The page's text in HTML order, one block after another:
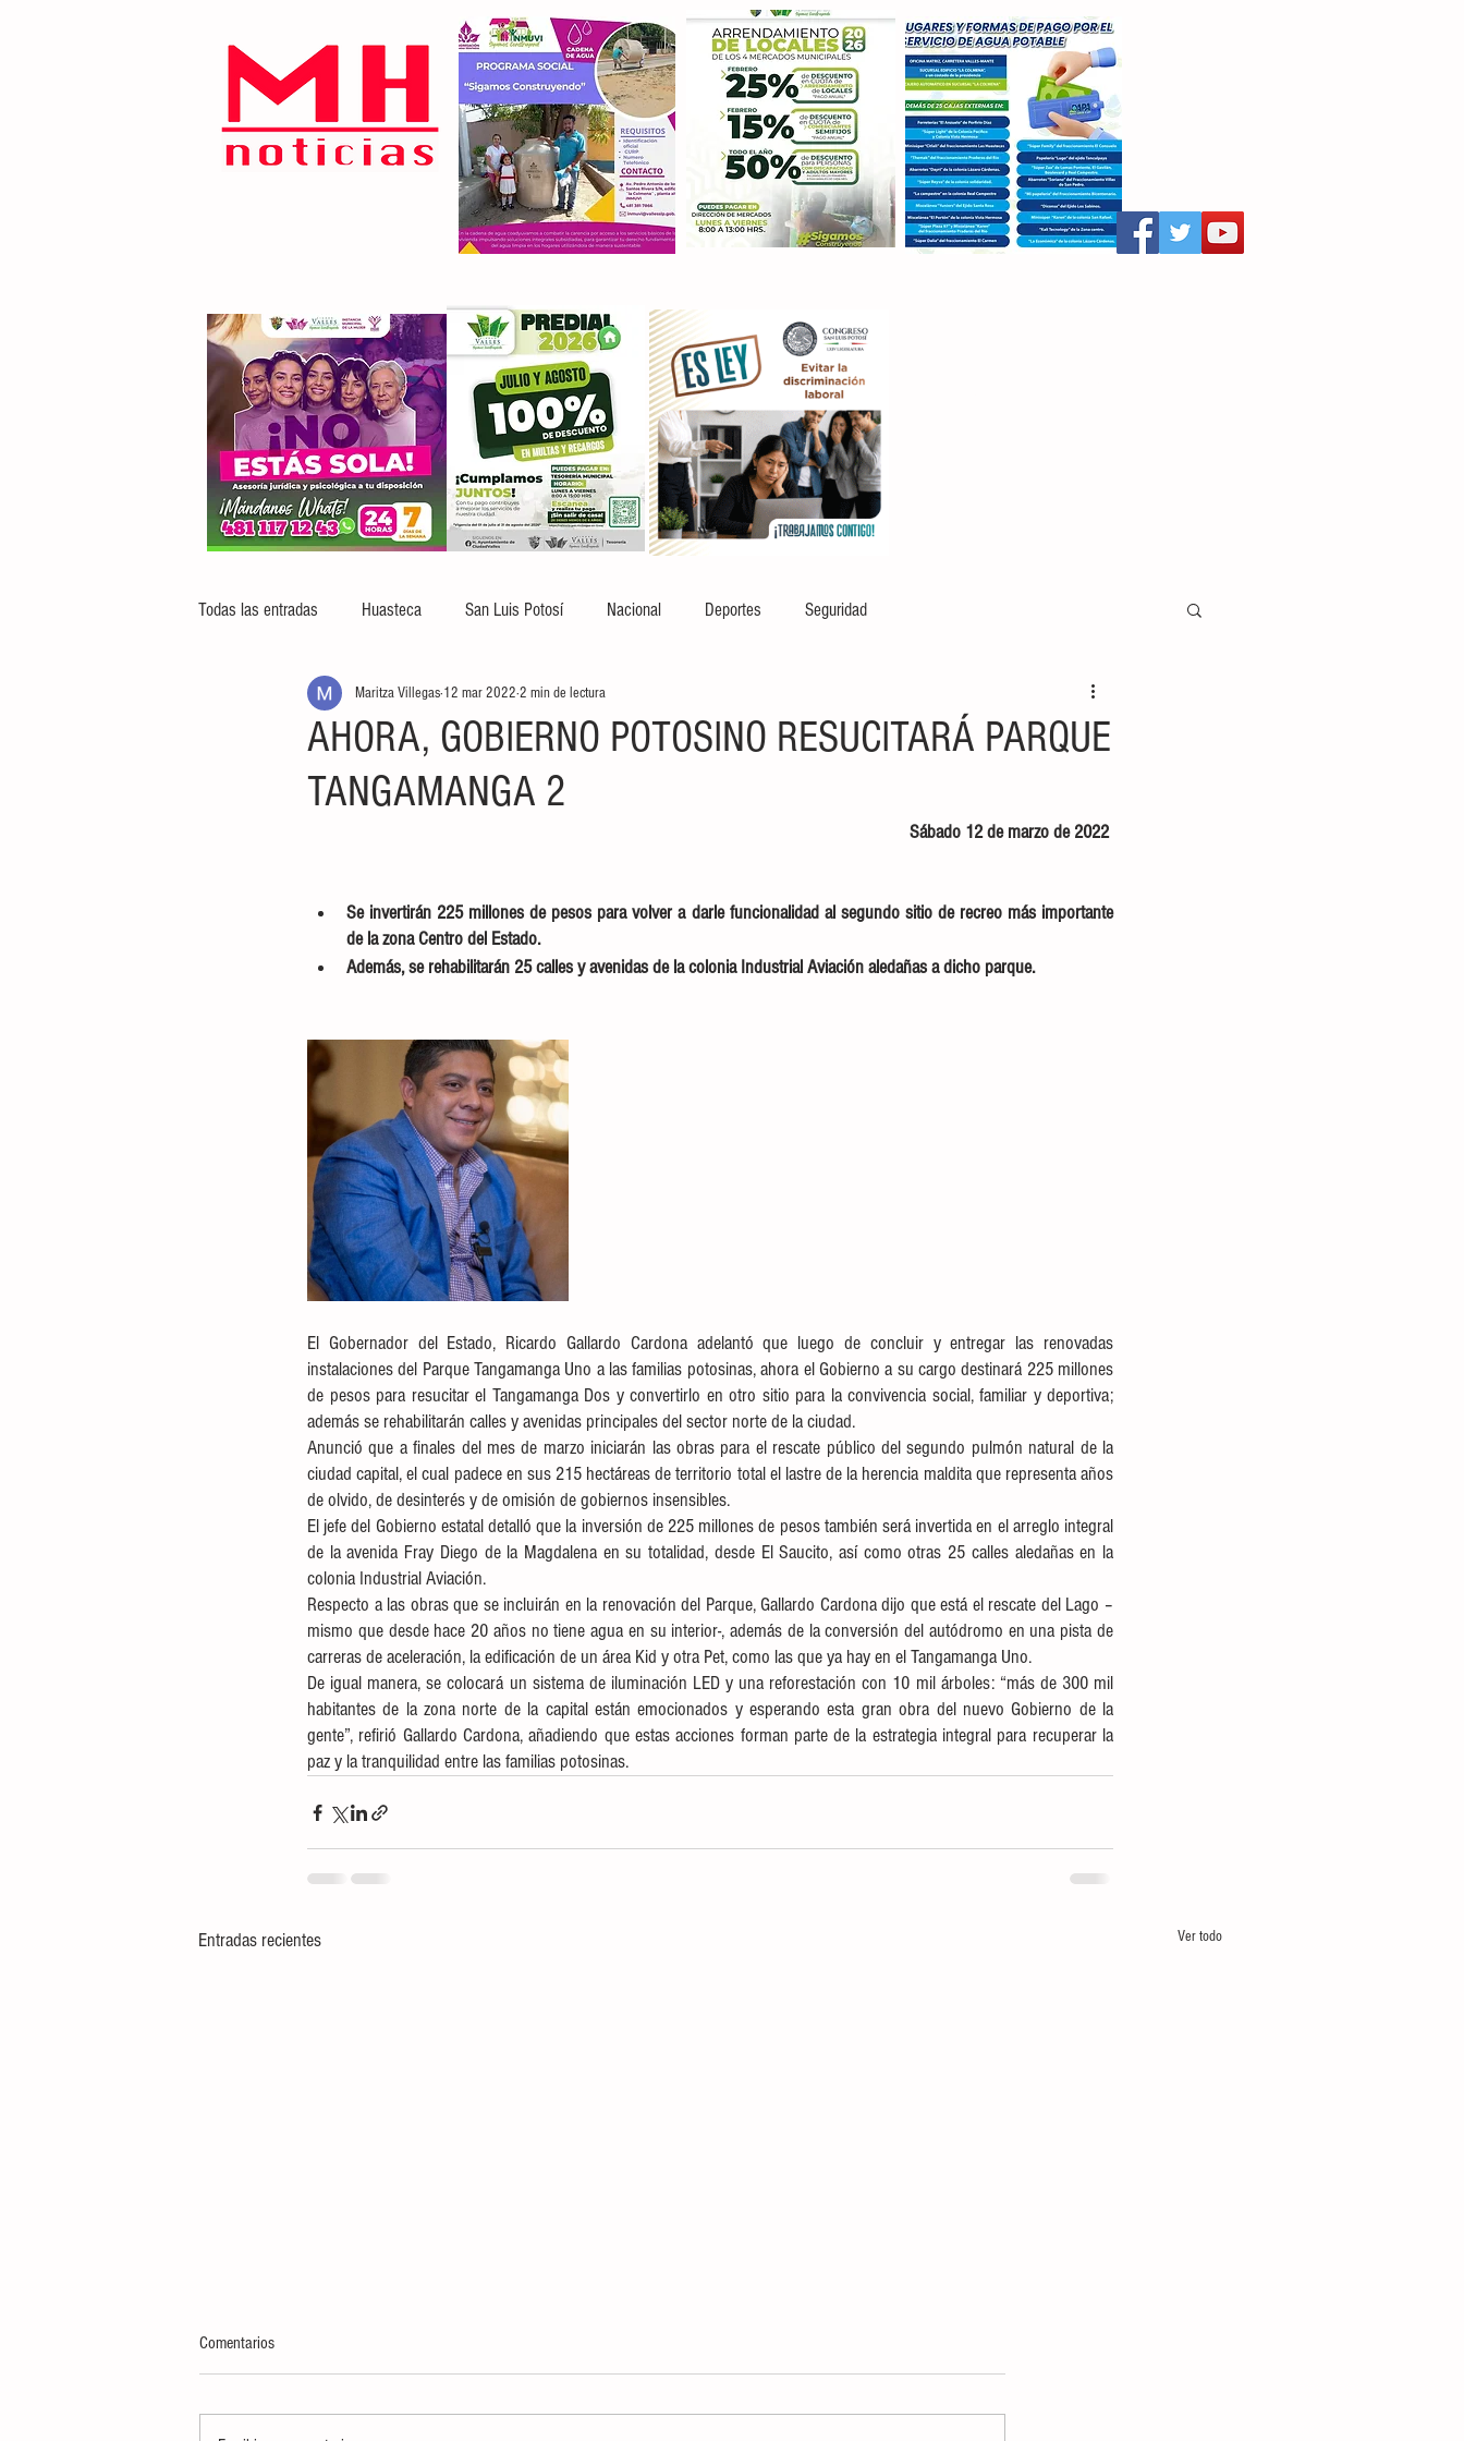
Todas las entradas Huasteca San Luis Potosí Nacional Deportes Seguridad
AHORA, GOBIERNO POTOSINO RESUCITARÁ PARQUE
TANGAMANGA 2
Maritza Villegas 12 mar 2022 2 min de lectura
Sábado 12 de marzo de 2022
Se invertirán 225 millones de pesos para volver a darle funcionalidad al segundo sitio de recreo más importante
de la zona Centro del Estado.
Además, se rehabilitarán 25 calles y avenidas de la colonia Industrial Aviación aledañas a dicho parque.
El Gobernador del Estado, Ricardo Gallardo Cardona adelantó que luego de concluir y entregar las renovadas
instalaciones del Parque Tangamanga Uno a las familias potosinas, ahora el Gobierno a su cargo destinará 225 millones
de pesos para resucitar el Tangamanga Dos y convertirlo en otro sitio para la convivencia social, familiar y deportiva;
además se rehabilitarán calles y avenidas principales del sector norte de la ciudad.
Anunció que a finales del mes de marzo iniciarán las obras para el rescate público del segundo pulmón natural de la
ciudad capital, el cual padece en sus 215 hectáreas de territorio total el lastre de la herencia maldita que representa años
de olvido, de desinterés y de omisión de gobiernos insensibles.
El jefe del Gobierno estatal detalló que la inversión de 225 millones de pesos también será invertida en el arreglo integral
de la avenida Fray Diego de la Magdalena en su totalidad, desde El Saucito, así como otras 25 calles aledañas en la
colonia Industrial Aviación.
Respecto a las obras que se incluirán en la renovación del Parque, Gallardo Cardona dijo que está el rescate del Lago –
mismo que desde hace 20 años no tiene agua en su interior-, además de la conversión del autódromo en una pista de
carreras de aceleración, la edificación de un área Kid y otra Pet, como las que ya hay en el Tangamanga Uno.
De igual manera, se colocará un sistema de iluminación LED y una reforestación con 10 mil árboles: “más de 300 mil
habitantes de la zona norte de la capital están emocionados y esperando esta gran obra del nuevo Gobierno de la
gente”, refirió Gallardo Cardona, añadiendo que estas acciones forman parte de la estrategia integral para recuperar la
paz y la tranquilidad entre las familias potosinas.
Entradas recientes Ver todo
Comentarios